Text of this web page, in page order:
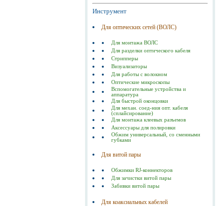
Инструмент
Для оптических сетей (ВОЛС)
Для монтажа ВОЛС
Для разделки оптического кабеля
Стрипперы
Визуализаторы
Для работы с волокном
Оптические микроскопы
Вспомогательные устройства и
аппаратура
Для быстрой оконцовки
Для механ. соед-ния опт. кабеля
(сплайсирование)
Для монтажа клеевых разъемов
Аксессуары для полировки
Обжим универсальный, со сменными
губками
Для витой пары
Обжимки RJ-коннекторов
Для зачистки витой пары
Забивки витой пары
Для коаксиальных кабелей